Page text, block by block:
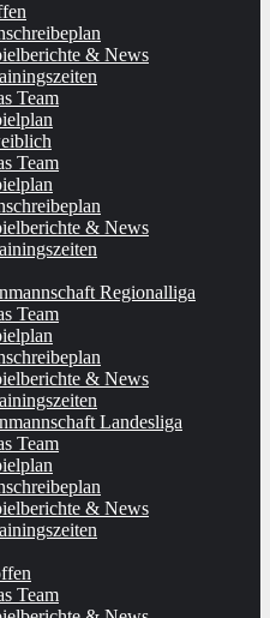
& News
Team
Team
& News
Regionalliga
Team
& News
Landesliga
Team
& News
Team